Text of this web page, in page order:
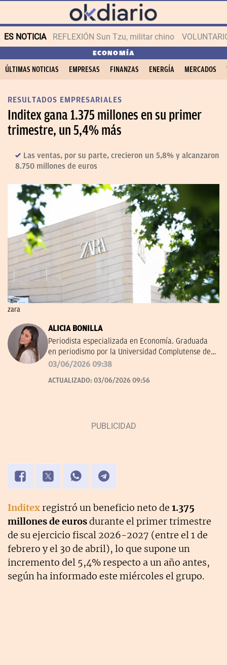
ES NOTICIA REFLEXIÓN Sun Tzu, militar chino
ECONOMÍA
ÚLTIMAS NOTICIAS EMPRESAS FINANZAS ENERGÍA MERCADOS
RESULTADOS EMPRESARIALES
Inditex gana 1.375 millones en su primer
trimestre, un 5,4% más
Las ventas, por su parte, crecieron un 5,8% y alcanzaron
8.750 millones de euros
zara
ALICIA BONILLA
Periodista especializada en Economía. Graduada
en periodismo por la Universidad Complutense de
Madrid.
03/06/2026 09:38
ACTUALIZADO: 03/06/2026 09:56
Inditexregistró un beneficio neto de 1.375
millones de eurosdurante el primer trimestre
de su ejercicio fiscal 2026-2027 (entre el 1 de
febrero y el 30 de abril), lo que supone un
incremento del 5,4% respecto a un año antes,
según ha informado este miércoles el grupo.